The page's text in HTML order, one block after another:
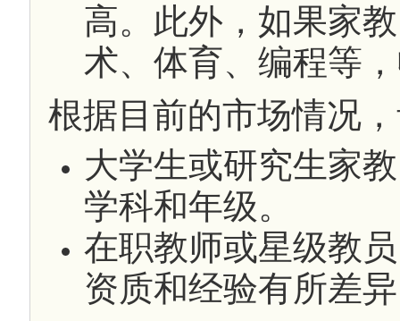
高。此外，如果家
术、体育、编程等
根据目前的市场情况
大学生或研究生家
学科和年级。
在职教师或星级教
资质和经验有所差